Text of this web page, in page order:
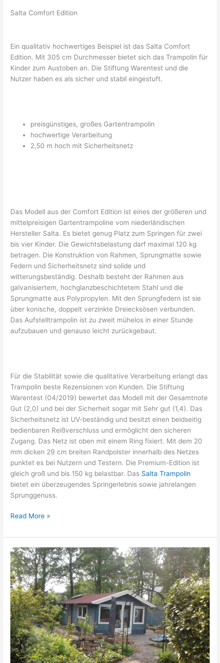
Salta Comfort Edition
Ein qualitativ hochwertiges Beispiel ist das Salta Comfort
Edition. Mit 305 cm Durchmesser bietet sich das Trampolin für
Kinder zum Austoben an. Die Stiftung Warentest und die
Nutzer haben es als sicher und stabil eingestuft.
preisgünstiges, großes Gartentrampolin
hochwertige Verarbeitung
2,50 m hoch mit Sicherheitsnetz
Das Modell aus der Comfort Edition ist eines der größeren und
mittelpreisigen Gartentrampoline vom niederländischen
Hersteller Salta. Es bietet genug Platz zum Springen für zwei
bis vier Kinder. Die Gewichtsbelastung darf maximal 120 kg
betragen. Die Konstruktion von Rahmen, Sprungmatte sowie
Federn und Sicherheitsnetz sind solide und
witterungsbeständig. Deshalb besteht der Rahmen aus
galvanisiertem, hochglanzbeschichtetem Stahl und die
Sprungmatte aus Polypropylen. Mit den Sprungfedern ist sie
über konische, doppelt verzinkte Dreiecksösen verbunden.
Das Aufstelltrampolin ist zu zweit mühelos in einer Stunde
aufzubauen und genauso leicht zurückgebaut.
Für die Stabilität sowie die qualitative Verarbeitung erlangt das
Trampolin beste Rezensionen von Kunden. Die Stiftung
Warentest (04/2019) bewertet das Modell mit der Gesamtnote
Gut (2,0) und bei der Sicherheit sogar mit Sehr gut (1,4). Das
Sicherheitsnetz ist UV-beständig und besitzt einen beidseitig
bedienbaren Reißverschluss und ermöglicht den sicheren
Zugang. Das Netz ist oben mit einem Ring fixiert. Mit dem 20
mm dicken 29 cm breiten Randpolster innerhalb des Netzes
punktet es bei Nutzern und Testern. Die Premium-Edition ist
gleich groß und bis 150 kg belastbar. Das Salta Trampolin
bietet ein überzeugendes Springerlebnis sowie jahrelangen
Sprunggenuss.
Das
Trampolin
–
Spaß
und
Austoben
für
Kinder
Read More »